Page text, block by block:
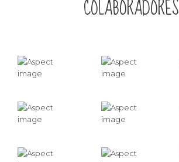
COLABORADORES